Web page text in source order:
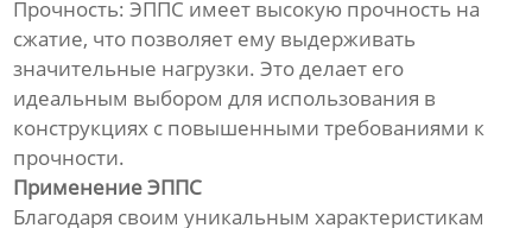
Непрерывная линия по
производству
стеклопластиковых труб
ребрами
Прочность: ЭППС имеет высокую прочность на
сжатие, что позволяет ему выдерживать
значительные нагрузки. Это делает его
идеальным выбором для использования в
конструкциях с повышенными требованиями к
прочности.
Применение ЭППС
Благодаря своим уникальным характеристикам